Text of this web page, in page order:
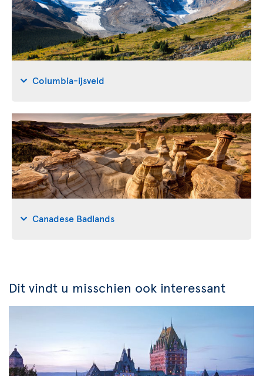
Columbia-ijsveld
Canadese Badlands
Dit vindt u misschien ook interessant